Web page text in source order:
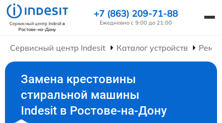
Сервисный центр Indesitв
Ростове-на-Дону
+7 (863) 209-71-88
Ежедневно с 9:00 до 21:00
Сервисный центр Indesit Каталог устройств
Замена крестовины
стиральной машины
Indesit в Ростове-на-Дону